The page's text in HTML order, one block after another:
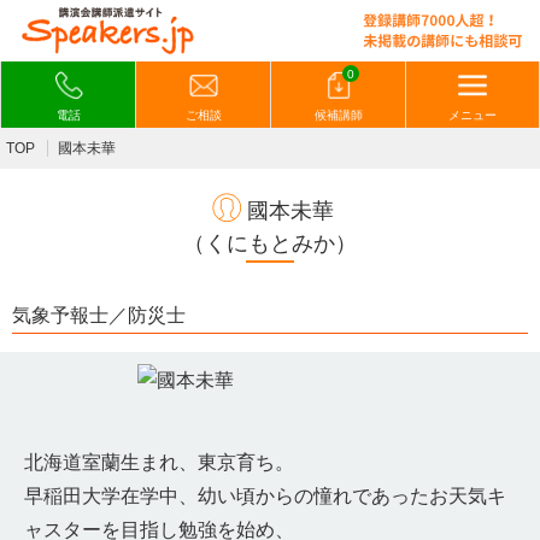
電話 ご相談
0
候補講師 メニュー
TOP 國本未華
國本未華
（くにもとみか）
気象予報士／防災士
北海道室蘭生まれ、東京育ち。
早稲田大学在学中、幼い頃からの憧れであったお天気キ
ャスターを目指し勉強を始め、